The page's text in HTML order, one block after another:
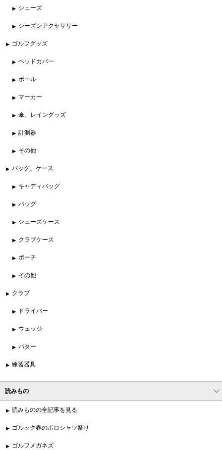
シューズ
シーズンアクセサリー
ゴルフグッズ
ヘッドカバー
ボール
マーカー
傘、レイングッズ
計測器
その他
バッグ、ケース
キャディバッグ
バッグ
シューズケース
クラブケース
ポーチ
その他
クラブ
ドライバー
ウェッジ
パター
練習器具
読みもの
読みものの全記事を見る
ゴルック春のポロシャツ祭り
ゴルフメガネズ